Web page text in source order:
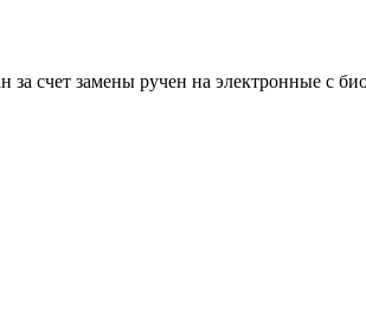
счет замены ручен на электронные с